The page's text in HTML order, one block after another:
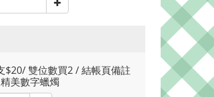
$20/ 雙位數買2 / 結帳頁備註
美數字蠟燭